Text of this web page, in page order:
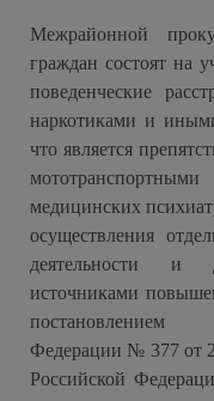
Межрайонной
граждан состоят на
поведенческие
наркотиками и
что является
медицинских
осуществления
деятельности и
источниками
постановлением
Федерации № 377 от
Российской